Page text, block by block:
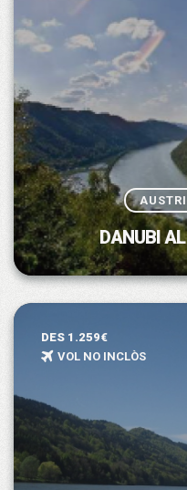
DANUBI
DES 1.259€
VOL NO INCLÒS